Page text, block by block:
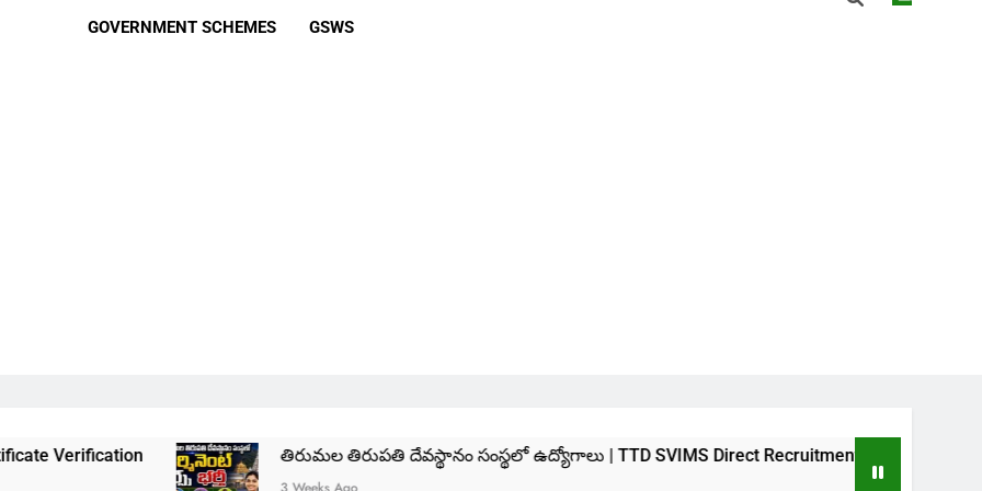
GOVERNMENT SCHEMES GSWS
తిరుమల తిరుపతి దేవస్థానం సంస్థలో ఉద్యోగాలు | TTD SVIMS Direct Recruitment 2026